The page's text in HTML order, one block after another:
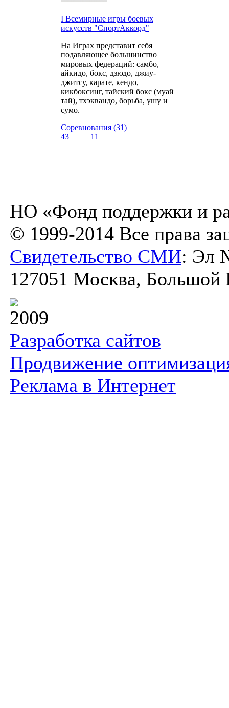
I Всемирные игры боевых
искусств "СпортАккорд"
На Играх представит себя
подавляющее большинство
мировых федераций: самбо,
айкидо, бокс, дзюдо, джиу-
джитсу, карате, кендо,
кикбоксинг, тайский бокс (муай
тай), тхэквандо, борьба, ушу и
сумо.
Соревнования (31)
43
11
НО «Фонд поддержки и
© 1999-2014 Все права
Свидетельство СМИ: Эл
127051 Москва, Большой
2009
Разработка сайтов
Продвижение
Реклама в Интернет